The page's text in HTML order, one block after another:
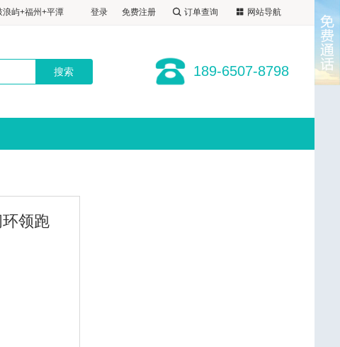
6507-8798 登录 免费注册 订单查询 网站导航
浪屿+福州+平潭
湾|厦进福出
选&1晚福州自选
湾|厦进福出
浪屿+福州+平潭
选&1晚福州自选
189-6507-8798
领跑